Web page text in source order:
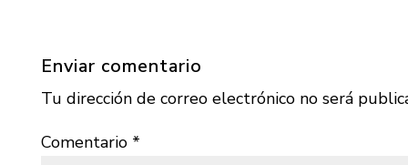
Enviar comentario
Tu dirección de correo electrónico no será
Comentario *